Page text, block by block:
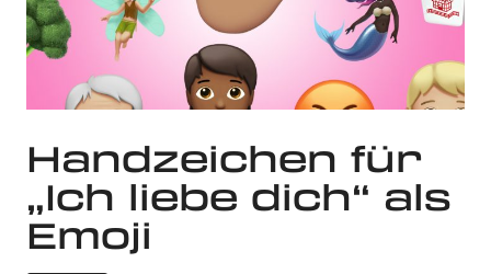
Handzeichen für
„Ich liebe dich“ als
Emoji